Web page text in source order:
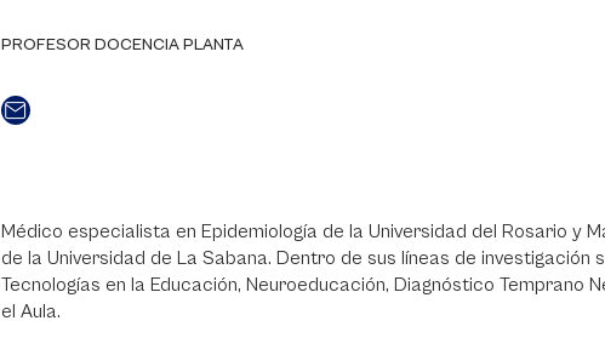
PROFESOR DOCENCIA PLANTA
Médico especialista en Epidemiología de la Universidad del Rosario y
de la Universidad de La Sabana. Dentro de sus líneas de investigación
Tecnologías en la Educación, Neuroeducación, Diagnóstico Temprano
el Aula.